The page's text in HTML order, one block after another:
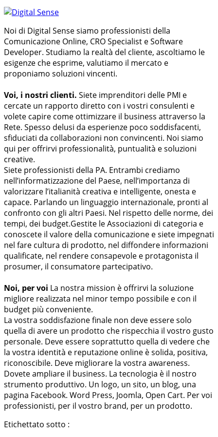
Noi di Digital Sense siamo professionisti della
Comunicazione Online, CRO Specialist e Software
Developer. Studiamo la realtà del cliente, ascoltiamo le
esigenze che esprime, valutiamo il mercato e
proponiamo soluzioni vincenti.
Voi, i nostri clienti. Siete imprenditori delle PMI e
cercate un rapporto diretto con i vostri consulenti e
volete capire come ottimizzare il business attraverso la
Rete. Spesso delusi da esperienze poco soddisfacenti,
sfiduciati da collaborazioni non convincenti. Noi siamo
qui per offrirvi professionalità, puntualità e soluzioni
creative.
Siete professionisti della PA. Entrambi crediamo
nell’informatizzazione del Paese, nell’importanza di
valorizzare l’italianità creativa e intelligente, onesta e
capace. Parlando un linguaggio internazionale, pronti al
confronto con gli altri Paesi. Nel rispetto delle norme, dei
tempi, dei budget.Gestite le Associazioni di categoria e
conoscete il valore della comunicazione e siete impegnati
nel fare cultura di prodotto, nel diffondere informazioni
qualificate, nel rendere consapevole e protagonista il
prosumer, il consumatore partecipativo.
Noi, per voi La nostra mission è offrirvi la soluzione
migliore realizzata nel minor tempo possibile e con il
budget più conveniente.
La vostra soddisfazione finale non deve essere solo
quella di avere un prodotto che rispecchia il vostro gusto
personale. Deve essere soprattutto quella di vedere che
la vostra identità e reputazione online è solida, positiva,
riconoscibile. Deve migliorare la vostra awareness.
Dovete ampliare il business. La tecnologia è il nostro
strumento produttivo. Un logo, un sito, un blog, una
pagina Facebook. Word Press, Joomla, Open Cart. Per voi
professionisti, per il vostro brand, per un prodotto.
Etichettato sotto :